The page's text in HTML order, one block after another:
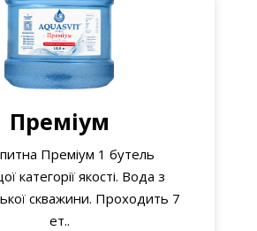
Преміум
Преміум 1 бутель
категорії якості. Вода з
скважини. Проходить 7
ет..